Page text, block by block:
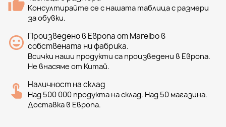
Консултирайте се с нашата таблица с размери
за обувки.
Произведено в Европа от Marelbo в
собствената ни фабрика.
Всички наши продукти са произведени в Европа.
Не внасяме от Китай.
Наличност на склад
Над 500 000 продукта на склад. Над 50 магазина.
Доставка в Европа.